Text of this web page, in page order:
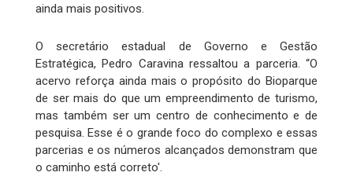
ainda mais positivos.
O secretário estadual de Governo e Gestão
Estratégica, Pedro Caravina ressaltou a parceria. “O
acervo reforça ainda mais o propósito do Bioparque
de ser mais do que um empreendimento de turismo,
mas também ser um centro de conhecimento e de
pesquisa. Esse é o grande foco do complexo e essas
parcerias e os números alcançados demonstram que
o caminho está correto'.